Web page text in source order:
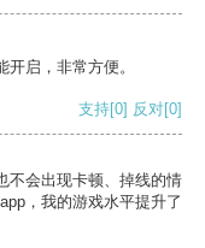
启，非常方便。
支持[0] 反对[0]
不会出现卡顿、掉线的情
，我的游戏水平提升了